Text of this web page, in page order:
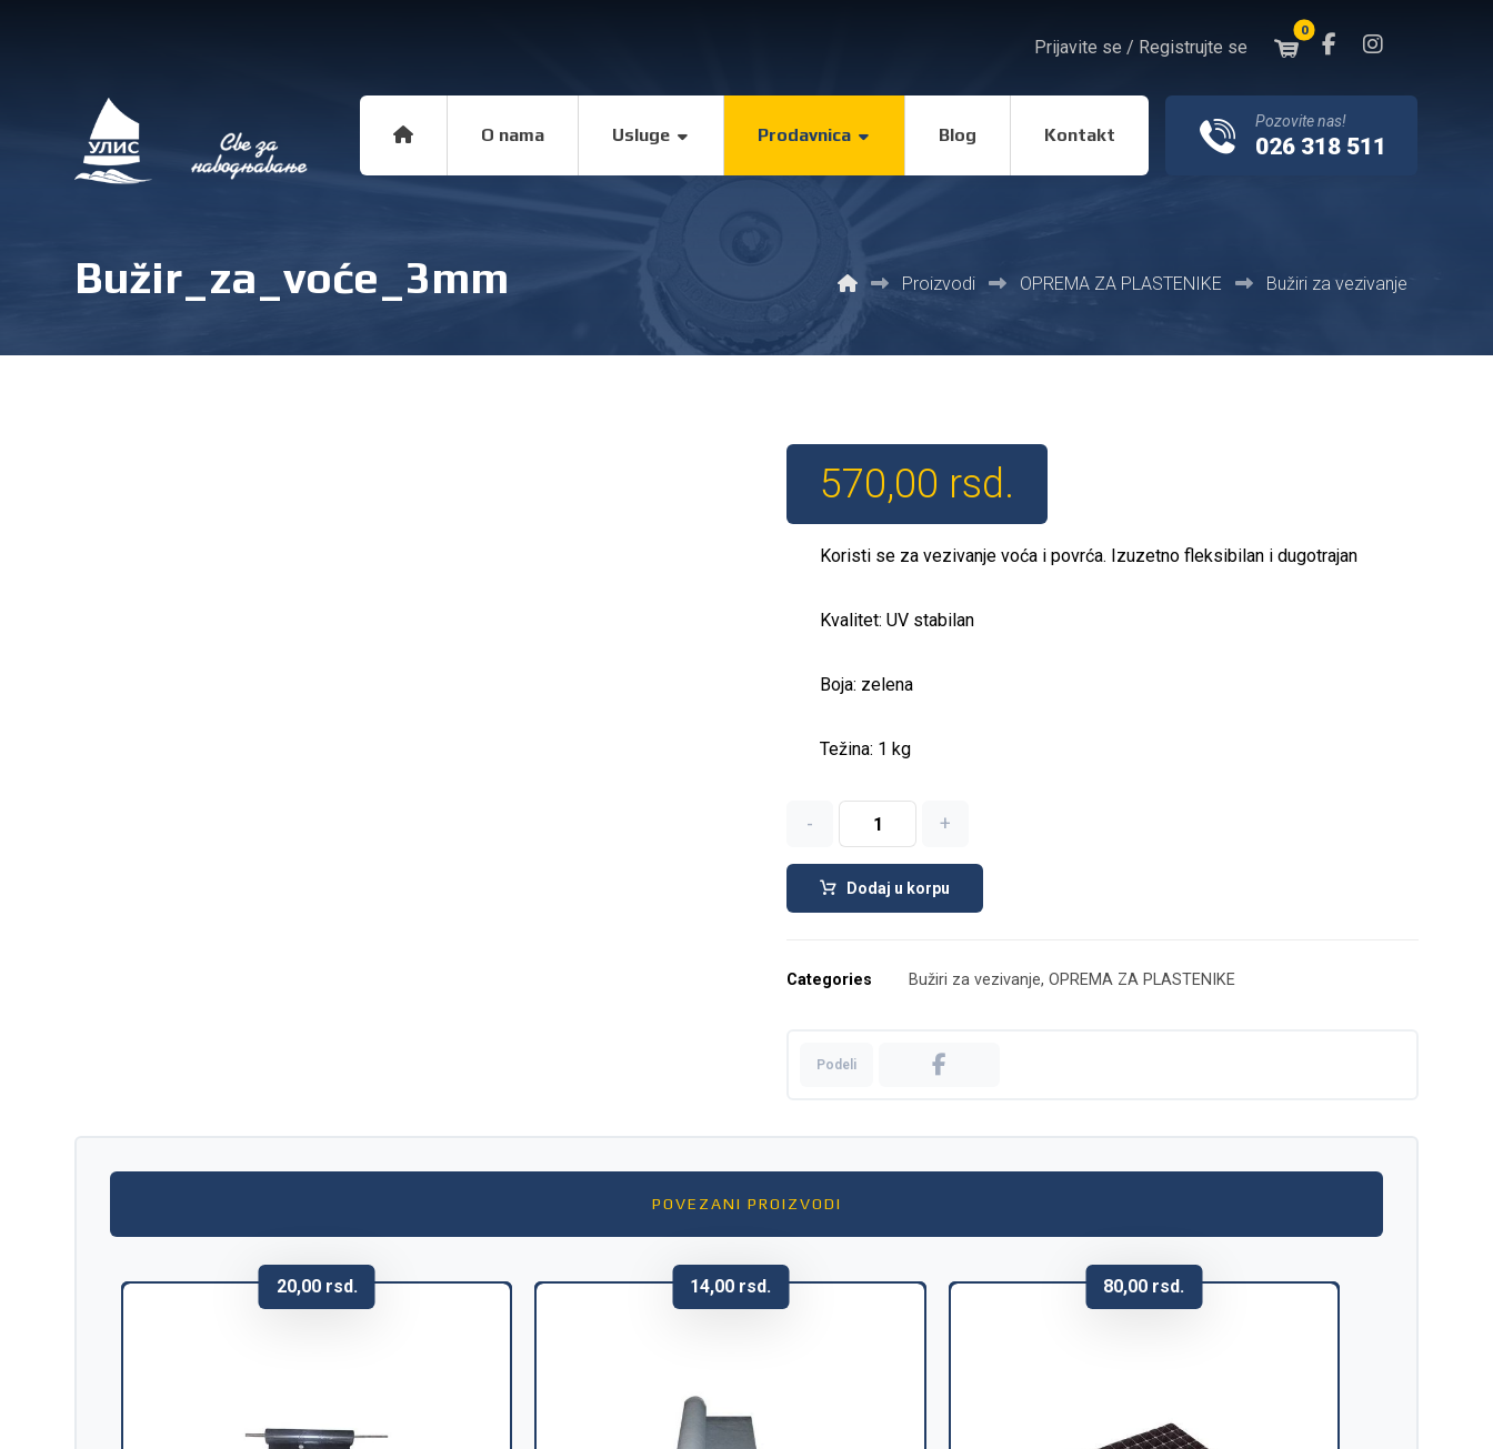
Prijavite se / Registrujte se
Pozovite nas!
026 318 511
O nama Usluge Prodavnica Blog Kontakt
Bužir_za_voće_3mm Proizvodi ОPREMA ZA PLASTENIKE Bužiri za vezivanje
570,00 rsd.
Koristi se za vezivanje voća i povrća. Izuzetno fleksibilan i dugotrajan
Kvalitet: UV stabilan
Boja: zelena
Težina: 1 kg
- +
Dodaj u korpu
Categories Bužiri za vezivanje,ОPREMA ZA PLASTENIKE
POVEZANI PROIZVODI
20,00 rsd. 14,00 rsd. 80,00 rsd.